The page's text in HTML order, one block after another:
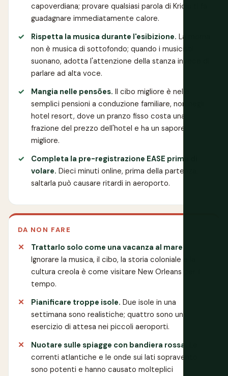
capoverdiana; provare qualsiasi parola di Kriolu ti fa
guadagnare immediatamente calore.
Rispetta la musica durante l'esibizione. La morna
non è musica di sottofondo; quando i musicisti
suonano, adotta l'attenzione della stanza invece di
parlare ad alta voce.
Mangia nelle pensões. Il cibo migliore è nelle
semplici pensioni a conduzione familiare, non negli
hotel resort, dove un pranzo fisso costa una
frazione del prezzo dell'hotel e ha un sapore
migliore.
Completa la pre-registrazione EASE prima di
volare. Dieci minuti online, prima della partenza;
saltarla può causare ritardi in aeroporto.
DA NON FARE
Trattarlo solo come una vacanza al mare.
Ignorare la musica, il cibo, la storia coloniale e la
cultura creola è come visitare New Orleans per il
tempo.
Pianificare troppe isole. Due isole in una
settimana sono realistiche; quattro sono un
esercizio di attesa nei piccoli aeroporti.
Nuotare sulle spiagge con bandiera rossa.
correnti atlantiche e le onde sui lati sopravento
sono potenti e hanno causato molteplici